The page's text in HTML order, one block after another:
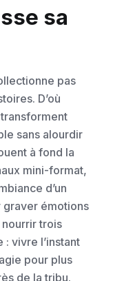
sa
pas
D’où
sans alourdir
à fond la
mini-format,
d’un
graver émotions
trois
vivre l’instant
pour plus
de la tribu.